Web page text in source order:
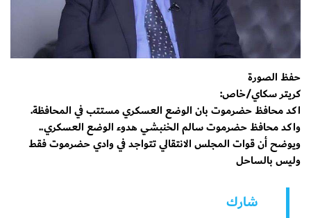
حفظ الصورة
كريتر سكاي/خاص:
اكد محافظ حضرموت بان الوضع العسكري مستتب في المحافظة.
واكد محافظ حضرموت سالم الخنبشي هدوء الوضع العسكري..
ويوضح أن قوات المجلس الانتقالي تتواجد في وادي حضرموت فقط
وليس بالساحل
شارك